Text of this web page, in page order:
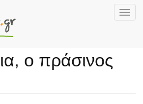
ο πράσινος